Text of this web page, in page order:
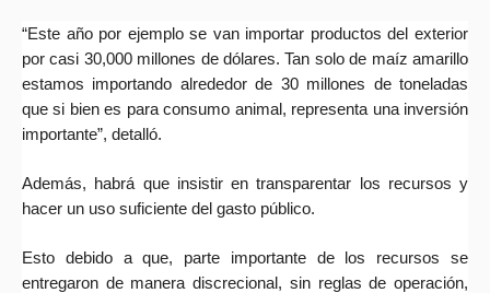
“Este año por ejemplo se van importar productos del exterior
por casi 30,000 millones de dólares. Tan solo de maíz amarillo
estamos importando alrededor de 30 millones de toneladas
que si bien es para consumo animal, representa una inversión
importante”, detalló.
Además, habrá que insistir en transparentar los recursos y
hacer un uso suficiente del gasto público.
Esto debido a que, parte importante de los recursos se
entregaron de manera discrecional, sin reglas de operación,